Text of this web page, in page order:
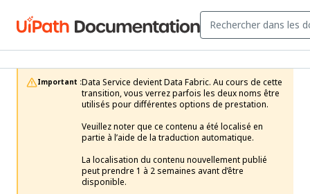
Important :Data Service devient Data Fabric. Au cours de cette
transition, vous verrez parfois les deux noms être
utilisés pour différentes options de prestation.
Veuillez noter que ce contenu a été localisé en
partie à l’aide de la traduction automatique.
La localisation du contenu nouvellement publié
peut prendre 1 à 2 semaines avant d’être
disponible.